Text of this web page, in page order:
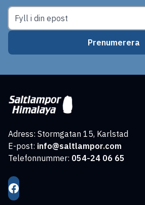
Prenumerera
Adress: Stormgatan 15, Karlstad
E-post: info@saltlampor.com
Telefonnummer: 054-24 06 65